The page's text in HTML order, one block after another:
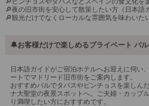
🔎夜の旧市街を安心して散策したい方（日本語
🔎観光だけでなくローカルな雰囲気を味わいた
🔔お客様だけで楽しめるプライベート バ
日本語ガイドがご宿泊ホテルへお迎えに伺い
ートでマドリード旧市街をご案内します。
おすすめバルでタパスやピンチョスを楽しん
ナ大聖堂の夜景スポットへ。ご夫婦・カップ
り満喫したい方におすすめです。